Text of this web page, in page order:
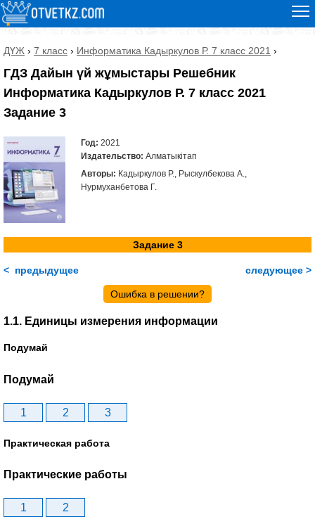
ДҮЖ › 7 класс › Информатика Кадыркулов Р. 7 класс 2021 ›
ГДЗ Дайын үй жұмыстары Решебник
Информатика Кадыркулов Р. 7 класс 2021
Задание 3
Год: 2021
Издательство: Алматыкітап
Авторы: Кадыркулов Р., Рыскулбекова А.,
Нурмуханбетова Г.
Задание 3
< предыдущее следующее >
Ошибка в решении?
1.1. Единицы измерения информации
Подумай
Подумай
1 2 3
Практическая работа
Практические работы
1 2